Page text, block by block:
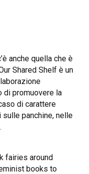
anche quella che è
Shared Shelf è un
di promuovere la
di carattere
panchine, nelle
fairies around
books to